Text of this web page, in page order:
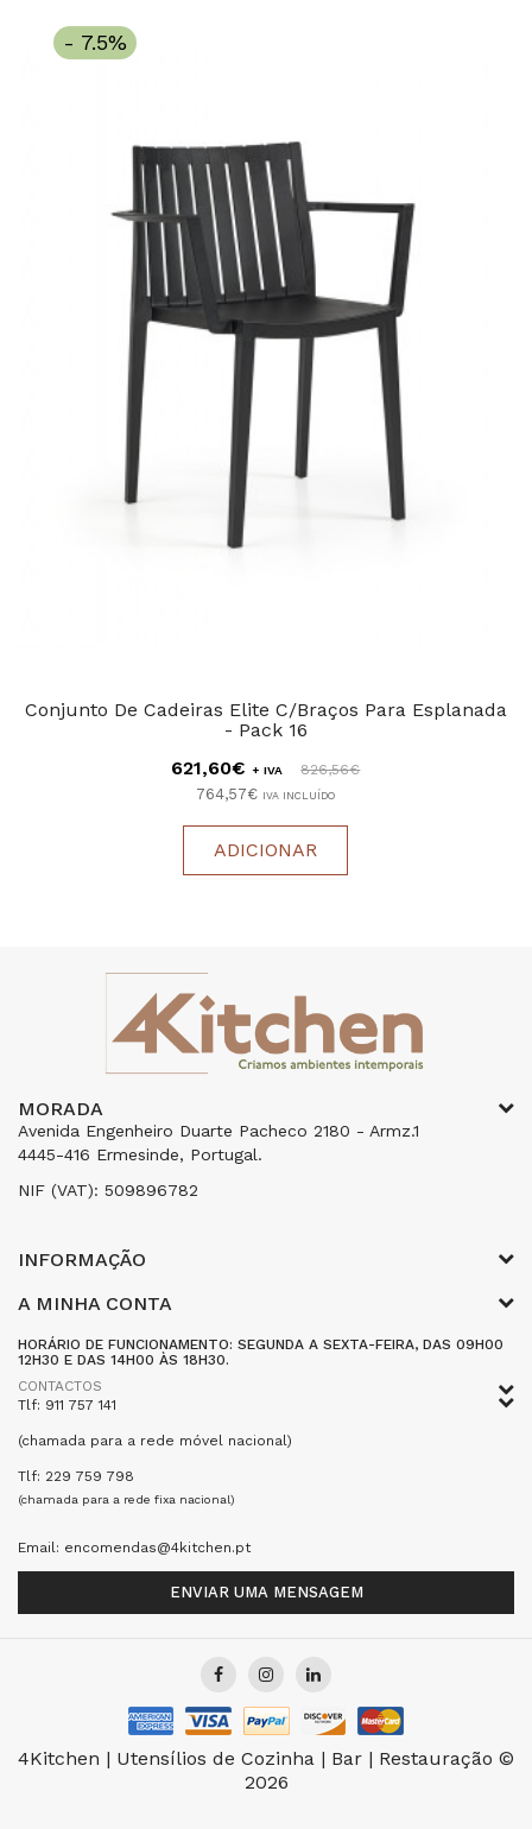
- 7.5%
Conjunto De Cadeiras Elite C/Braços Para Esplanada
- Pack 16
621,60€+ IVA 826,56€
764,57€ IVA INCLUÍDO
ADICIONAR
MORADA
Avenida Engenheiro Duarte Pacheco 2180 - Armz.1
4445-416 Ermesinde, Portugal.
NIF (VAT): 509896782
INFORMAÇÃO
A MINHA CONTA
HORÁRIO DE FUNCIONAMENTO: SEGUNDA A SEXTA-FEIRA, DAS 09H00
12H30 E DAS 14H00 ÀS 18H30.
CONTACTOS
Tlf: 911 757 141
(chamada para a rede móvel nacional)
Tlf: 229 759 798
(chamada para a rede fixa nacional)
Email: encomendas@4kitchen.pt
ENVIAR UMA MENSAGEM
4Kitchen | Utensílios de Cozinha | Bar | Restauração ©
2026